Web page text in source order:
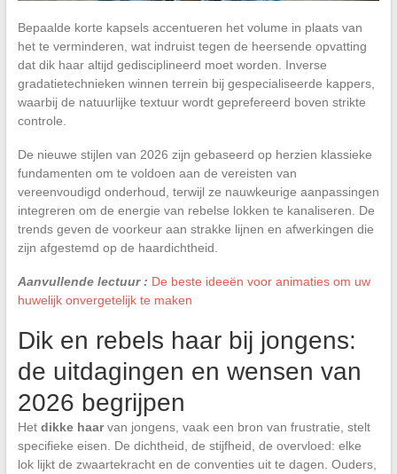
Bepaalde korte kapsels accentueren het volume in plaats van
het te verminderen, wat indruist tegen de heersende opvatting
dat dik haar altijd gedisciplineerd moet worden. Inverse
gradatietechnieken winnen terrein bij gespecialiseerde kappers,
waarbij de natuurlijke textuur wordt geprefereerd boven strikte
controle.
De nieuwe stijlen van 2026 zijn gebaseerd op herzien klassieke
fundamenten om te voldoen aan de vereisten van
vereenvoudigd onderhoud, terwijl ze nauwkeurige aanpassingen
integreren om de energie van rebelse lokken te kanaliseren. De
trends geven de voorkeur aan strakke lijnen en afwerkingen die
zijn afgestemd op de haardichtheid.
Aanvullende lectuur : De beste ideeën voor animaties om uw
huwelijk onvergetelijk te maken
Dik en rebels haar bij jongens:
de uitdagingen en wensen van
2026 begrijpen
Het dikke haarvan jongens, vaak een bron van frustratie, stelt
specifieke eisen. De dichtheid, de stijfheid, de overvloed: elke
lok lijkt de zwaartekracht en de conventies uit te dagen. Ouders,